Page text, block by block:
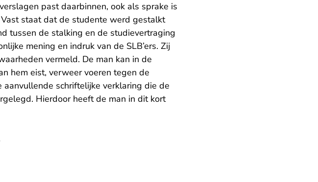
past daarbinnen, ook als sprake is
staat dat de studente werd gestalkt
tussen de stalking en de studievertraging
mening en indruk van de SLB’ers. Zij
vermeld. De man kan in de
hem eist, verweer voeren tegen de
schriftelijke verklaring die de
Hierdoor heeft de man in dit kort